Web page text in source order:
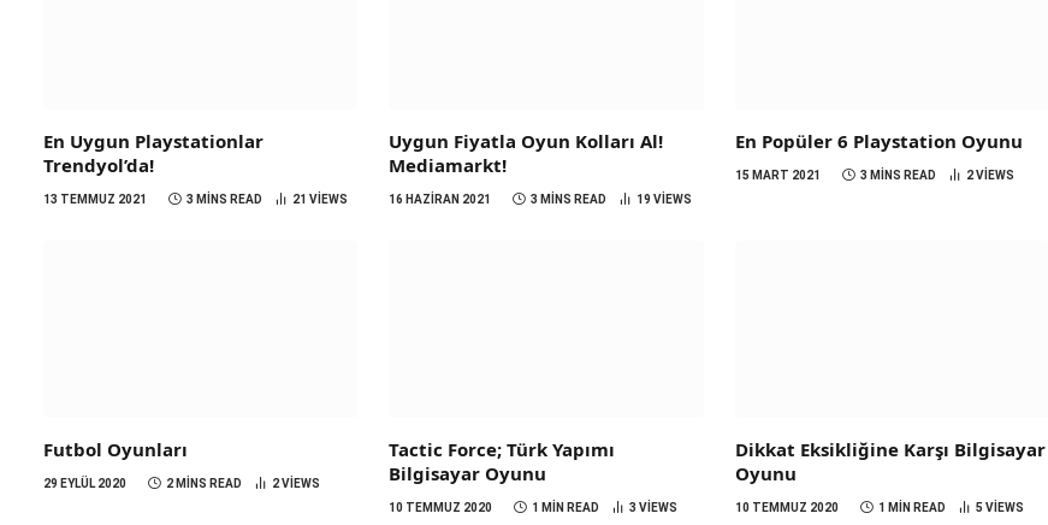
En Uygun Playstationlar
Trendyol’da!
13 TEMMUZ 2021 3 MINS READ 21 VIEWS
Uygun Fiyatla Oyun Kolları Al!
Mediamarkt!
16 HAZIRAN 2021 3 MINS READ 19VIEWS
En Popüler 6 Playstation Oyunu
15 MART 2021 3 MINS READ 2VIEWS
Futbol Oyunları
29 EYLÜL 2020 2 MINS READ 2VIEWS
Tactic Force; Türk Yapımı
Bilgisayar Oyunu
10 TEMMUZ 2020 1 MIN READ 3VIEWS
Dikkat Eksikliğine Karşı Bilgisayar
Oyunu
10 TEMMUZ 2020 1 MIN READ 5VIEWS